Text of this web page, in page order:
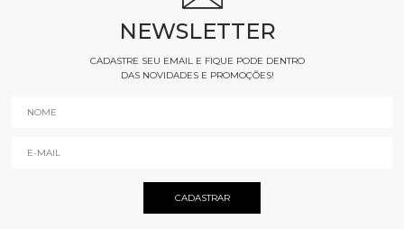
NEWSLETTER
CADASTRE SEU EMAIL E FIQUE PODE DENTRO
DAS NOVIDADES E PROMOÇÕES!